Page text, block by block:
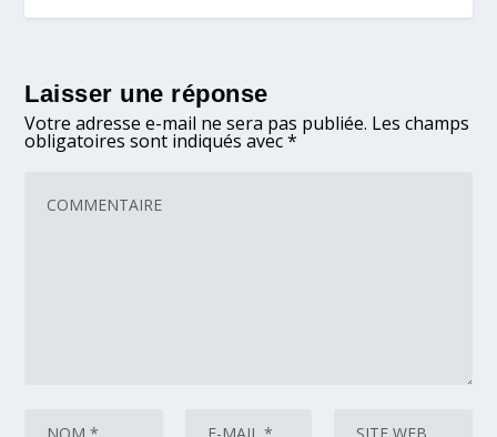
Laisser une réponse
Votre adresse e-mail ne sera pas publiée. Les champs
obligatoires sont indiqués avec*